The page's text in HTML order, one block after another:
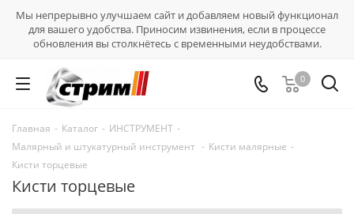
Мы непрерывно улучшаем сайт и добавляем новый функционал
для вашего удобства. Приносим извинения, если в процессе
обновления вы столкнётесь с временными неудобствами.
0
Главная - Каталог - ИНСТРУМЕНТ -
Малярный и штукатурный инструмент - Кисти малярные -
Кисти торцевые
Кисти торцевые